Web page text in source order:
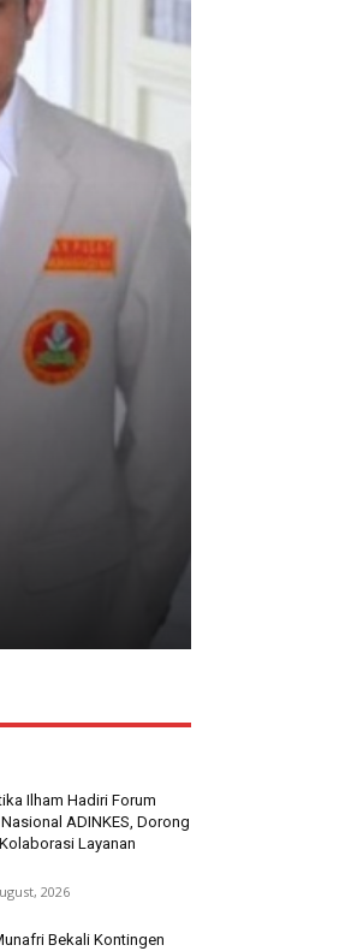
Ilham Hadiri Forum
ADINKES, Dorong
Layanan
2026
Bekali Kontingen